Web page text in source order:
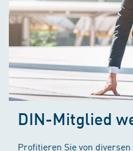
DIN-Mitglied
Profitieren Sie von